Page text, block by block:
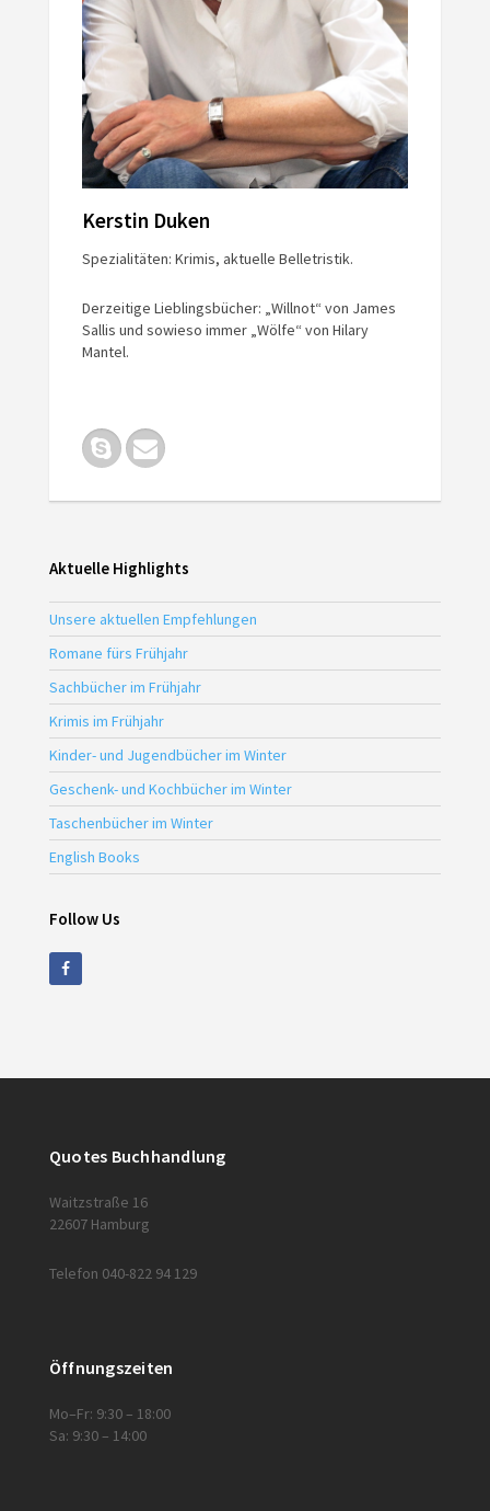
Kerstin Duken
Spezialitäten: Krimis, aktuelle Belletristik.
Derzeitige Lieblingsbücher: „Willnot“ von James
Sallis und sowieso immer „Wölfe“ von Hilary
Mantel.
Aktuelle Highlights
Unsere aktuellen Empfehlungen
Romane fürs Frühjahr
Sachbücher im Frühjahr
Krimis im Frühjahr
Kinder- und Jugendbücher im Winter
Geschenk- und Kochbücher im Winter
Taschenbücher im Winter
English Books
Follow Us
Quotes Buchhandlung
Waitzstraße 16
22607 Hamburg
Telefon 040-822 94 129
Öffnungszeiten
Mo–Fr: 9:30 – 18:00
Sa: 9:30 – 14:00